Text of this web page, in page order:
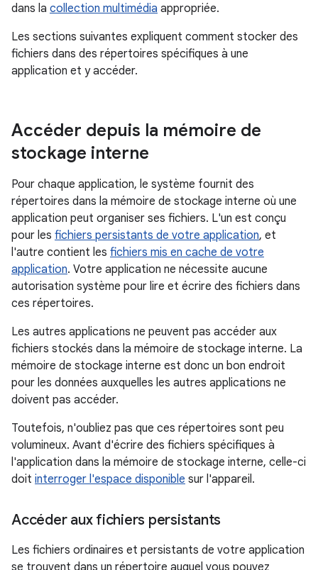
dans la collection multimédia appropriée.
Les sections suivantes expliquent comment stocker des
fichiers dans des répertoires spécifiques à une
application et y accéder.
Accéder depuis la mémoire de
stockage interne
Pour chaque application, le système fournit des
répertoires dans la mémoire de stockage interne où une
application peut organiser ses fichiers. L'un est conçu
pour les fichiers persistants de votre application, et
l'autre contient les fichiers mis en cache de votre
application. Votre application ne nécessite aucune
autorisation système pour lire et écrire des fichiers dans
ces répertoires.
Les autres applications ne peuvent pas accéder aux
fichiers stockés dans la mémoire de stockage interne. La
mémoire de stockage interne est donc un bon endroit
pour les données auxquelles les autres applications ne
doivent pas accéder.
Toutefois, n'oubliez pas que ces répertoires sont peu
volumineux. Avant d'écrire des fichiers spécifiques à
l'application dans la mémoire de stockage interne, celle-ci
doit interroger l'espace disponible sur l'appareil.
Accéder aux fichiers persistants
Les fichiers ordinaires et persistants de votre application
se trouvent dans un répertoire auquel vous pouvez